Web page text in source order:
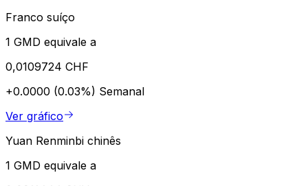
Franco suíço
1 GMD equivale a
0,0109724 CHF
+0.0000 (0.03%) Semanal
Ver gráfico
Yuan Renminbi chinês
1 GMD equivale a